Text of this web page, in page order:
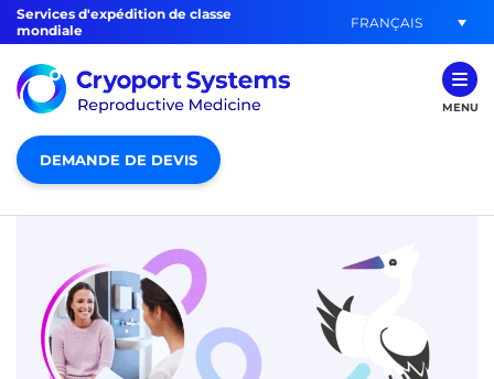
Services d'expédition de classe
mondiale
FRANÇAIS
MENU
DEMANDE DE DEVIS